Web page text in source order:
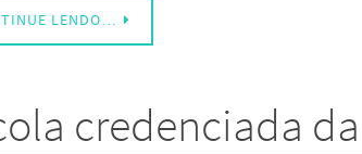
LENDO…
credenciada